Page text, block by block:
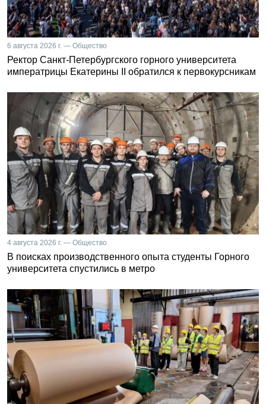
6 августа 2026 г. — Общество
Ректор Санкт-Петербургского горного университета
императрицы Екатерины II обратился к первокурсникам
4 августа 2026 г. — Общество
В поисках производственного опыта студенты Горного
университета спустились в метро